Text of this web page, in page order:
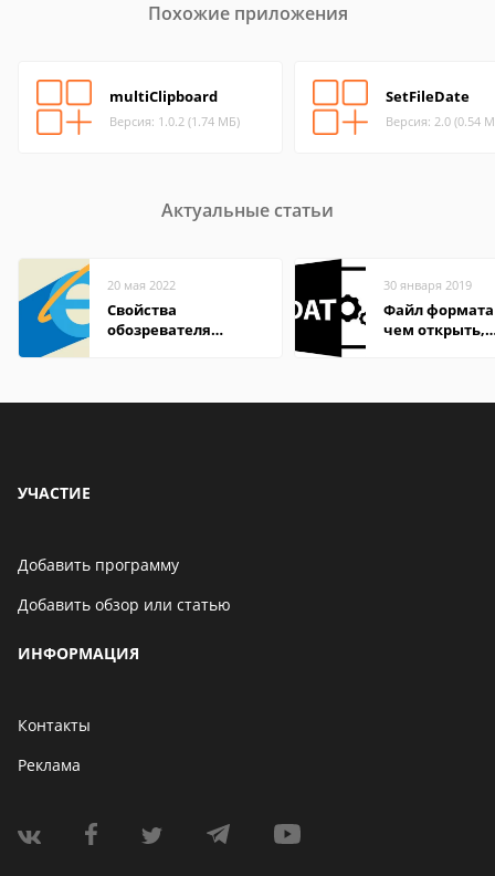
Похожие приложения
multiClipboard
Версия: 1.0.2 (1.74 МБ)
SetFileDate
Версия: 2.0 (0.54
Актуальные статьи
20 мая 2022
Свойства
обозревателя
30 января 2019
Файл формата
чем открыть,
УЧАСТИЕ
Добавить программу
Добавить обзор или статью
ИНФОРМАЦИЯ
Контакты
Реклама